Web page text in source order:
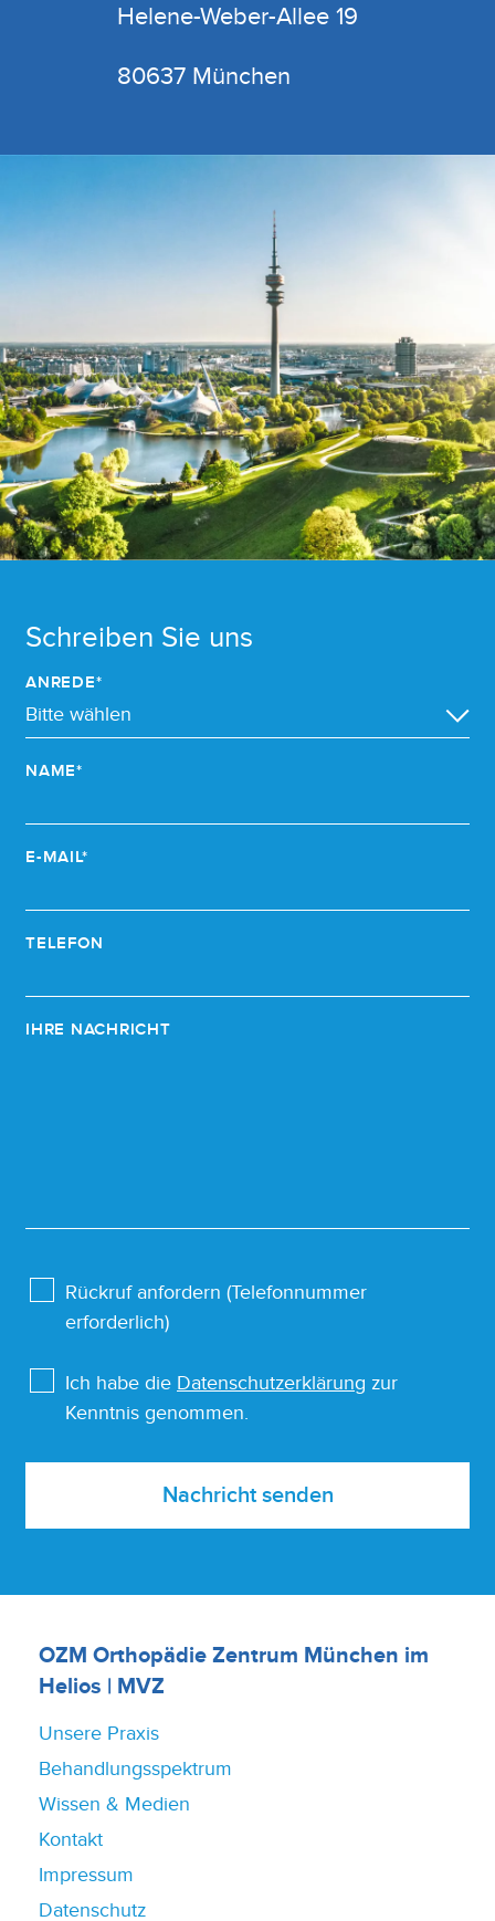
Helene-Weber-Allee 19
80637 München
Schreiben Sie uns
ANREDE*
NAME*
E-MAIL*
TELEFON
IHRE NACHRICHT
Rückruf anfordern (Telefonnummer
erforderlich)
Ich habe die Datenschutzerklärung zur
Kenntnis genommen.
Nachricht senden
OZM Orthopädie Zentrum München im
Helios | MVZ
Unsere Praxis
Behandlungsspektrum
Wissen & Medien
Kontakt
Impressum
Datenschutz